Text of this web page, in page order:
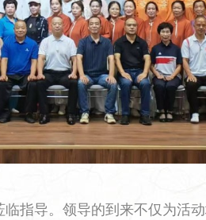
指导。领导的到来不仅为活